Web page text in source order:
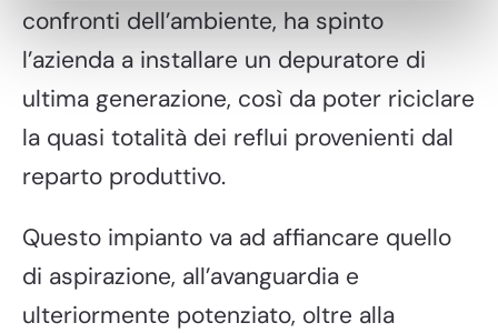
confronti dell’ambiente, ha spinto
l’azienda a installare un depuratore di
ultima generazione, così da poter riciclare
la quasi totalità dei reflui provenienti dal
reparto produttivo.
Questo impianto va ad affiancare quello
di aspirazione, all’avanguardia e
ulteriormente potenziato, oltre alla